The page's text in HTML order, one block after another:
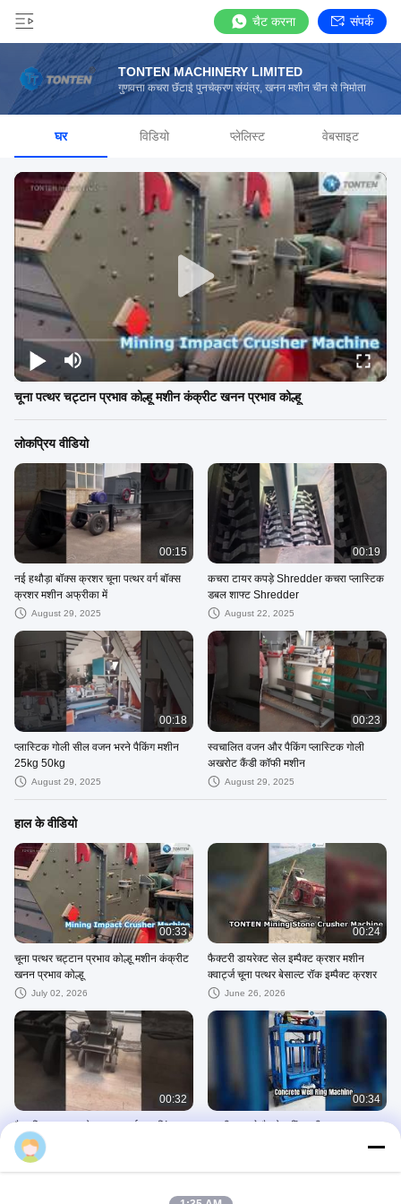
चैट करना संपर्क
TONTEN MACHINERY LIMITED
गुणवत्ता कचरा छँटाई पुनर्चक्रण संयंत्र, खनन मशीन चीन से निर्माता
घर विडियो प्लेलिस्ट वेबसाइट
चूना पत्थर चट्टान प्रभाव कोल्हू मशीन कंक्रीट खनन प्रभाव कोल्हू
लोकप्रिय वीडियो
00:15
नई हथौड़ा बॉक्स क्रशर चूना पत्थर वर्ग बॉक्स
क्रशर मशीन अफ्रीका में
August 29, 2025
00:19
कचरा टायर कपड़े Shredder कचरा प्लास्टिक
डबल शाफ्ट Shredder
August 22, 2025
00:18
प्लास्टिक गोली सील वजन भरने पैकिंग मशीन
25kg 50kg
August 29, 2025
00:23
स्वचालित वजन और पैकिंग प्लास्टिक गोली
अखरोट कैंडी कॉफी मशीन
August 29, 2025
हाल के वीडियो
00:33
चूना पत्थर चट्टान प्रभाव कोल्हू मशीन कंक्रीट
खनन प्रभाव कोल्हू
July 02, 2026
00:24
फैक्टरी डायरेक्ट सेल इम्पैक्ट क्रशर मशीन
क्वार्ट्ज चूना पत्थर बेसाल्ट रॉक इम्पैक्ट क्रशर
June 26, 2026
00:32
हैमर मिल क्रशर स्टोन ग्लास कर्सर क्रशिंग
June 24, 2026
00:34